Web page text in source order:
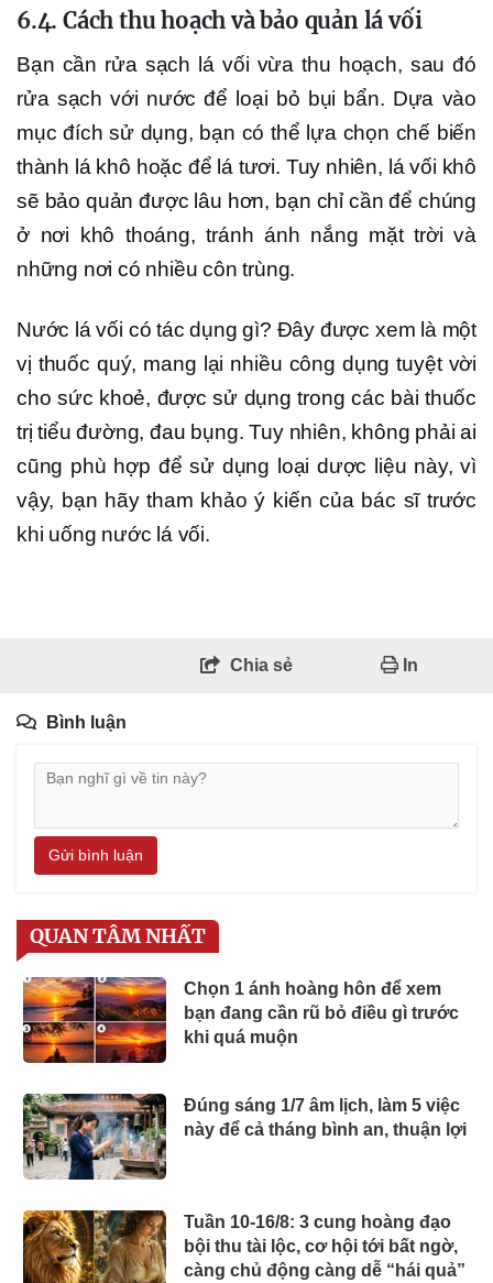
6.4. Cách thu hoạch và bảo quản lá vối
Bạn cần rửa sạch lá vối vừa thu hoạch, sau đó
rửa sạch với nước để loại bỏ bụi bẩn. Dựa vào
mục đích sử dụng, bạn có thể lựa chọn chế biến
thành lá khô hoặc để lá tươi. Tuy nhiên, lá vối khô
sẽ bảo quản được lâu hơn, bạn chỉ cần để chúng
ở nơi khô thoáng, tránh ánh nắng mặt trời và
những nơi có nhiều côn trùng.
Nước lá vối có tác dụng gì? Đây được xem là một
vị thuốc quý, mang lại nhiều công dụng tuyệt vời
cho sức khoẻ, được sử dụng trong các bài thuốc
trị tiểu đường, đau bụng. Tuy nhiên, không phải ai
cũng phù hợp để sử dụng loại dược liệu này, vì
vậy, bạn hãy tham khảo ý kiến của bác sĩ trước
khi uống nước lá vối.
Chia sẻ In
Bình luận
Gửi bình luận
QUAN TÂM NHẤT
Chọn 1 ánh hoàng hôn để xem
bạn đang cần rũ bỏ điều gì trước
khi quá muộn
Đúng sáng 1/7 âm lịch, làm 5 việc
này để cả tháng bình an, thuận lợi
Tuần 10-16/8: 3 cung hoàng đạo
bội thu tài lộc, cơ hội tới bất ngờ,
càng chủ động càng dễ “hái quả”